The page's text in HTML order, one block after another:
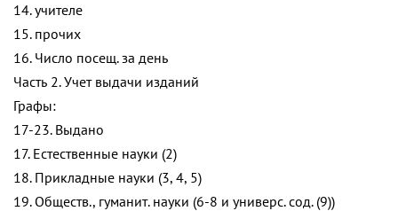
14. учителе
15. прочих
16. Число посещ. за день
Часть 2. Учет выдачи изданий
Графы:
17-23. Выдано
17. Естественные науки (2)
18. Прикладные науки (3, 4, 5)
19. Обществ., гуманит. науки (6-8 и универс. сод. (9))